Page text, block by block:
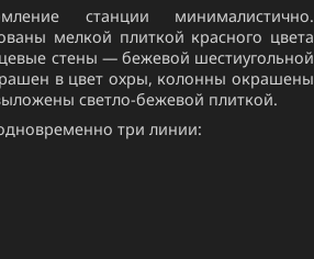
станции минималистично.
мелкой плиткой красного цвета
стены — бежевой шестиугольной
в цвет охры, колонны окрашены
светло-бежевой плиткой.
три линии: